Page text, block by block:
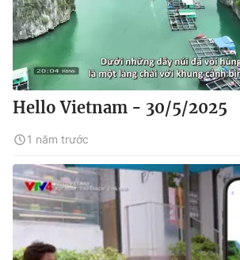
Hello Vietnam - 30/5/2025
1 năm trước